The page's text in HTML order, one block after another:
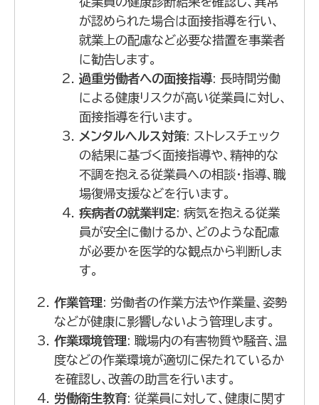
が認められた場合は面接指導を行い、
就業上の配慮など必要な措置を事業者
に勧告します。
過重労働者への面接指導: 長時間労働
による健康リスクが高い従業員に対し、
面接指導を行います。
メンタルヘルス対策: ストレスチェック
の結果に基づく面接指導や、精神的な
不調を抱える従業員への相談・指導、職
場復帰支援などを行います。
疾病者の就業判定: 病気を抱える従業
員が安全に働けるか、どのような配慮
が必要かを医学的な観点から判断しま
す。
作業管理: 労働者の作業方法や作業量、姿勢
などが健康に影響しないよう管理します。
作業環境管理: 職場内の有害物質や騒音、温
度などの作業環境が適切に保たれているか
を確認し、改善の助言を行います。
労働衛生教育: 従業員に対して、健康に関す